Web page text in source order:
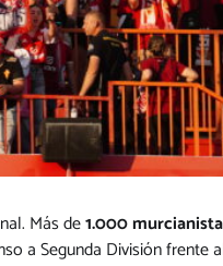
Más de1.000
a Segunda División frente